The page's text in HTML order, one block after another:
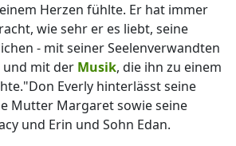
Herzen fühlte. Er hat immer
wie sehr er es liebt, seine
- mit seiner Seelenverwandten
und mit der Musik, die ihn zu einem
Everly hinterlässt seine
Mutter Margaret sowie seine
und Erin und Sohn Edan.